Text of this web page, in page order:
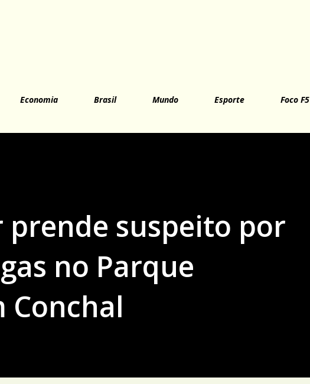
Economia Brasil Mundo Esporte Foco F5
suspeito por
no Parque